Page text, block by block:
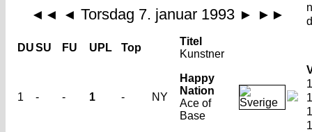
◄◄
◄ Torsdag 7. januar 1993 ► ►►
DUSU FU UPL Top
Titel
Kunstner
1 - - 1 - NY
Happy
Nation
Ace of
Base